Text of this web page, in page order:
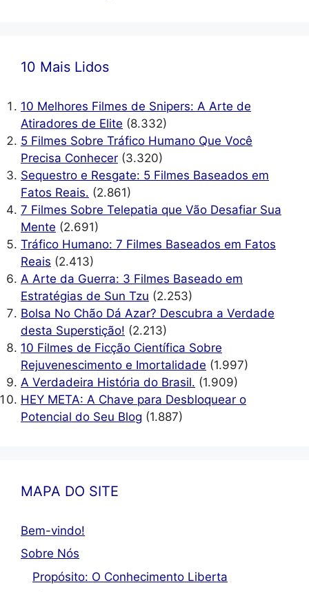
10 Mais Lidos
10 Melhores Filmes de Snipers: A Arte de
Atiradores de Elite (8.332)
5 Filmes Sobre Tráfico Humano Que Você
Precisa Conhecer (3.320)
Sequestro e Resgate: 5 Filmes Baseados em
Fatos Reais. (2.861)
7 Filmes Sobre Telepatia que Vão Desafiar Sua
Mente (2.691)
Tráfico Humano: 7 Filmes Baseados em Fatos
Reais (2.413)
A Arte da Guerra: 3 Filmes Baseado em
Estratégias de Sun Tzu (2.253)
Bolsa No Chão Dá Azar? Descubra a Verdade
desta Superstição! (2.213)
10 Filmes de Ficção Científica Sobre
Rejuvenescimento e Imortalidade (1.997)
A Verdadeira História do Brasil. (1.909)
HEY META: A Chave para Desbloquear o
Potencial do Seu Blog (1.887)
MAPA DO SITE
Bem-vindo!
Sobre Nós
Propósito: O Conhecimento Liberta